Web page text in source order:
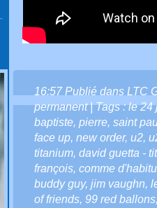
16:57 Publié dans LTC
permanent| Tags :le 24
baptiste, pierre, saint
face up, new order, u2,
titanium, david guetta -
françois, comme
buddy guy, jim vaughn,
of friends, 99 red ballons